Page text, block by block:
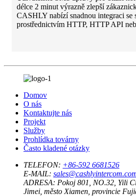
délce 2 minut výrazně zlepší
CASHLY nabízí snadnou integraci se
prostřednictvím HTTP, HTTP API
Domov
O nás
Kontaktujte nás
Projekt
Služby
Prohlídka továrny
Často kladené otázky
TELEFON: +86-592 6681526
E-MAIL:
ADRESA: Pokoj 801, NO.32, Yili
Jimei, město Xiamen, provincie